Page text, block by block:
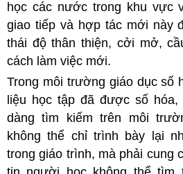
học các nước trong khu vực
giao tiếp và hợp tác mới này
thái độ thân thiện, cởi mở,
cách làm việc mới.
Trong môi trường giáo dục số
liệu học tập đã được số
dàng tìm kiếm trên môi
không thể chỉ trình bày lại
trong giáo trình, mà phải cung